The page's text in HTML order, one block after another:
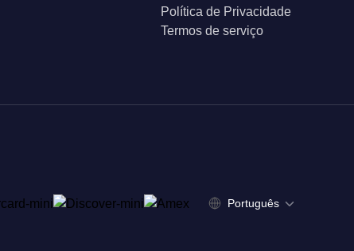
Política de Privacidade
Termos de serviço
Português